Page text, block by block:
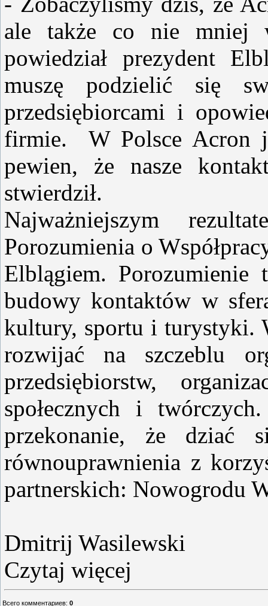
ale także co nie mniej
powiedział prezydent
muszę podzielić się
przedsiębiorcami i
firmie. W Polsce Acron
pewien, że nasze
stwierdził.
Najważniejszym
Porozumienia o
Elblągiem.
budowy kontaktów w
kultury, sportu i turystyki.
rozwijać na szczeblu
przedsiębiorstw,
społecznych i
przekonanie, że dziać
równouprawnienia z
partnerskich: Nowogrodu
Dmitrij Wasilewski
Czytaj więcej
Всего комментариев: 0